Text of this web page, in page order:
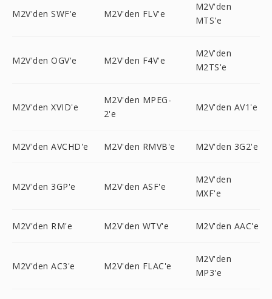
M2V'den SWF'e M2V'den FLV'e
M2V'den
MTS'e
M2V'den OGV'e M2V'den F4V'e
M2V'den
M2TS'e
M2V'den XVID'e
M2V'den MPEG-
2'e
M2V'den AV1'e
M2V'den AVCHD'e M2V'den RMVB'e M2V'den 3G2'e
M2V'den 3GP'e M2V'den ASF'e
M2V'den
MXF'e
M2V'den RM'e M2V'den WTV'e M2V'den AAC'e
M2V'den AC3'e M2V'den FLAC'e
M2V'den
MP3'e